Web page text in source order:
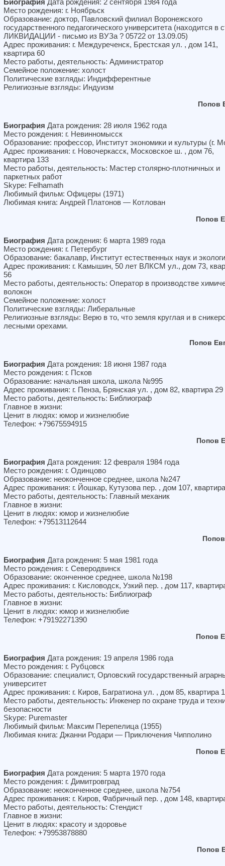
Биография Дата рождения: 2 сентября 1984 года
Место рождения: г. Ноябрьск
Образование: доктор, Павловский филиал Воронежского
государственного педагогического университета (находится в
ЛИКВИДАЦИИ - письмо из ВУЗа ? 05722 от 13.09.05)
Адрес проживания: г. Междуреченск, Брестская ул. , дом 141,
квартира 60
Место работы, деятельность: Администратор
Семейное положение: холост
Политические взгляды: Индифферентные
Религиозные взгляды: Индуизм
Попов
Биография Дата рождения: 28 июля 1962 года
Место рождения: г. Невинномысск
Образование: профессор, Институт экономики и культуры (г.
Адрес проживания: г. Новочеркасск, Московское ш. , дом 76,
квартира 133
Место работы, деятельность: Мастер столярно-плотничных и
паркетных работ
Skype: Felhamath
Любимый фильм: Офицеры (1971)
Любимая книга: Андрей Платонов — Котлован
Попов
Биография Дата рождения: 6 марта 1989 года
Место рождения: г. Петербург
Образование: бакалавр, Институт естественных наук и
Адрес проживания: г. Камышин, 50 лет ВЛКСМ ул., дом 73,
56
Место работы, деятельность: Оператор в производстве
волокон
Семейное положение: холост
Политические взгляды: Либеральные
Религиозные взгляды: Верю в то, что земля круглая и в
лесными орехами.
Попов
Биография Дата рождения: 18 июня 1987 года
Место рождения: г. Псков
Образование: начальная школа, школа №995
Адрес проживания: г. Пенза, Брянская ул. , дом 82, квартира 29
Место работы, деятельность: Библиограф
Главное в жизни:
Ценит в людях: юмор и жизнелюбие
Телефон: +79675594915
Попов
Биография Дата рождения: 12 февраля 1984 года
Место рождения: г. Одинцово
Образование: неоконченное среднее, школа №247
Адрес проживания: г. Йошкар, Кутузова пер. , дом 107,
Место работы, деятельность: Главный механик
Главное в жизни:
Ценит в людях: юмор и жизнелюбие
Телефон: +79513112644
Биография Дата рождения: 5 мая 1981 года
Место рождения: г. Северодвинск
Образование: оконченное среднее, школа №198
Адрес проживания: г. Кисловодск, Узкий пер. , дом 117,
Место работы, деятельность: Библиограф
Главное в жизни:
Ценит в людях: юмор и жизнелюбие
Телефон: +79192271390
Попов
Биография Дата рождения: 19 апреля 1986 года
Место рождения: г. Рубцовск
Образование: специалист, Орловский государственный
университет
Адрес проживания: г. Киров, Багратиона ул. , дом 85, квартира
Место работы, деятельность: Инженер по охране труда и
безопасности
Skype: Puremaster
Любимый фильм: Максим Перепелица (1955)
Любимая книга: Джанни Родари — Приключения Чипполино
Попов
Биография Дата рождения: 5 марта 1970 года
Место рождения: г. Димитровград
Образование: неоконченное среднее, школа №754
Адрес проживания: г. Киров, Фабричный пер. , дом 148,
Место работы, деятельность: Стендист
Главное в жизни:
Ценит в людях: красоту и здоровье
Телефон: +79953878880
Попов